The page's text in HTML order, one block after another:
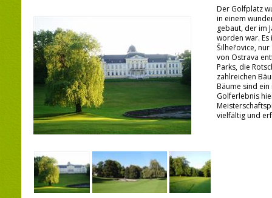
Der Golfplatz
in einem
gebaut, der im
worden war. Es
Šilheřovice,
von Ostrava
Parks, die
zahlreichen
Bäume sind
Golferlebnis
vielfältig und